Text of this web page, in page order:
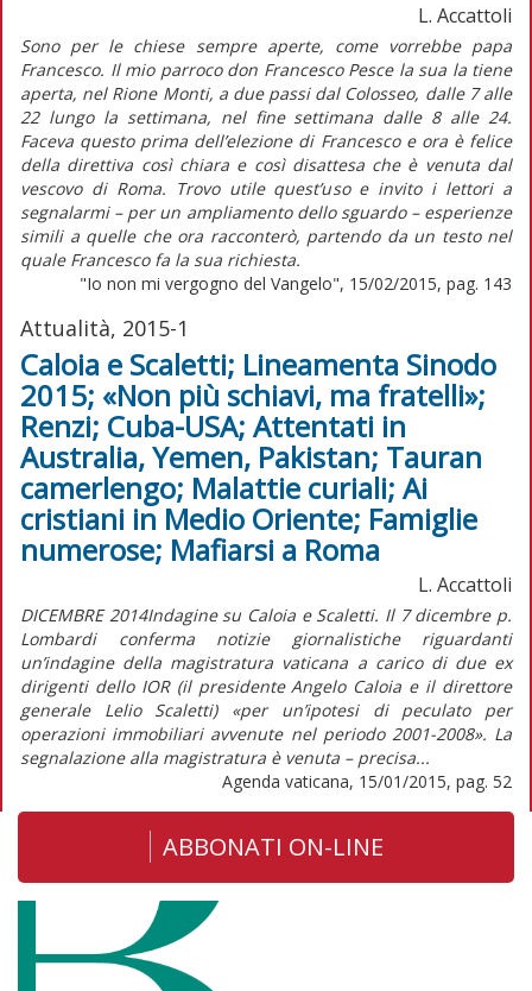
L. Accattoli
Sono per le chiese sempre aperte, come vorrebbe papa
Francesco. Il mio parroco don Francesco Pesce la sua la tiene
aperta, nel Rione Monti, a due passi dal Colosseo, dalle 7 alle
22 lungo la settimana, nel fine settimana dalle 8 alle 24.
Faceva questo prima dell’elezione di Francesco e ora è felice
della direttiva così chiara e così disattesa che è venuta dal
vescovo di Roma. Trovo utile quest’uso e invito i lettori a
segnalarmi – per un ampliamento dello sguardo – esperienze
simili a quelle che ora racconterò, partendo da un testo nel
quale Francesco fa la sua richiesta.
"Io non mi vergogno del Vangelo", 15/02/2015, pag. 143
Attualità, 2015-1
Caloia e Scaletti; Lineamenta Sinodo
2015; «Non più schiavi, ma fratelli»;
Renzi; Cuba-USA; Attentati in
Australia, Yemen, Pakistan; Tauran
camerlengo; Malattie curiali; Ai
cristiani in Medio Oriente; Famiglie
numerose; Mafiarsi a Roma
L. Accattoli
DICEMBRE 2014Indagine su Caloia e Scaletti. Il 7 dicembre p.
Lombardi conferma notizie giornalistiche riguardanti
un’indagine della magistratura vaticana a carico di due ex
dirigenti dello IOR (il presidente Angelo Caloia e il direttore
generale Lelio Scaletti) «per un’ipotesi di peculato per
operazioni immobiliari avvenute nel periodo 2001-2008». La
segnalazione alla magistratura è venuta – precisa...
Agenda vaticana, 15/01/2015, pag. 52
ABBONATI ON-LINE